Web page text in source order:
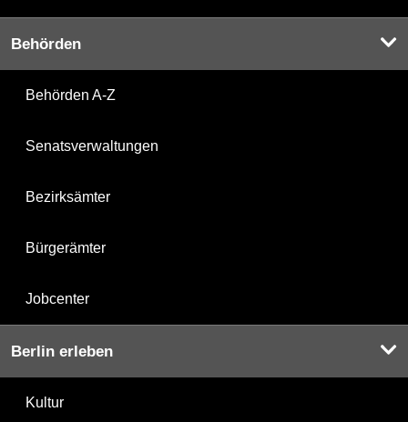
Behörden
Behörden A-Z
Senatsverwaltungen
Bezirksämter
Bürgerämter
Jobcenter
Berlin erleben
Kultur